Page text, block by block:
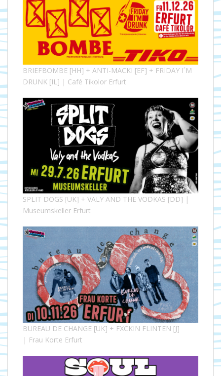
BRIEFBOMBE [HH] + ANTI-MACKI [EF] + FRIDAY I´M
DRUNK [IL] | Café Tikolor Erfurt
SPLIT DOGS [UK] + VALY AND THE VODKAS [DD] |
Museumskeller Erfurt
BUREAU DE CHANGE [UK] + FXCKIN FLINTEN [J]
| Frau Korte Erfurt